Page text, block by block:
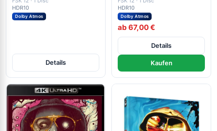
HDR10
Dolby Atmos
Details
HDR10
Dolby Atmos
ab 67,00 €
Details
Kaufen